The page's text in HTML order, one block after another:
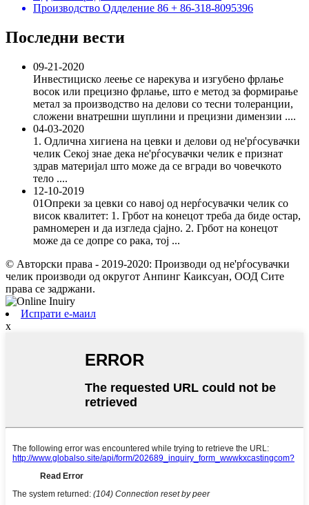
Производство Одделение 86 + 86-318-8095396
Последни вести
09-21-2020
Инвестициско леење се нарекува и изгубено фрлање
восок или прецизно фрлање, што е метод за формирање
метал за производство на делови со тесни толеранции,
сложени внатрешни шуплини и прецизни димензии ....
04-03-2020
1. Одлична хигиена на цевки и делови од не'рѓосувачки
челик Секој знае дека не'рѓосувачки челик е признат
здрав материјал што може да се вгради во човечкото
тело ....
12-10-2019
01Опреки за цевки со навој од нерѓосувачки челик со
висок квалитет: 1. Грбот на конецот треба да биде остар,
рамномерен и да изгледа сјајно. 2. Грбот на конецот
може да се допре со рака, тој ...
© Авторски права - 2019-2020: Производи од не'рѓосувачки
челик производи од округот Анпинг Каиксуан, ООД Сите
права се задржани.
Испрати е-маил
x